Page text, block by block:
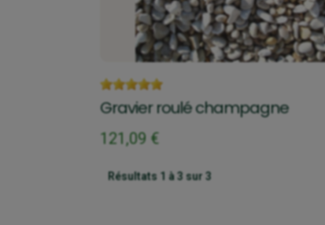
Gravier roulé champagne
121,09 €
Résultats 1 à 3 sur 3